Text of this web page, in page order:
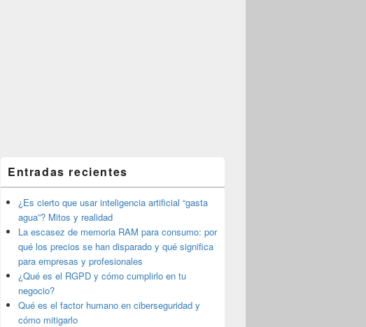
área
de
widget
barra
lateral
primaria
Entradas recientes
¿Es cierto que usar inteligencia artificial “gasta
agua”? Mitos y realidad
La escasez de memoria RAM para consumo: por
qué los precios se han disparado y qué significa
para empresas y profesionales
¿Qué es el RGPD y cómo cumplirlo en tu
negocio?
Qué es el factor humano en ciberseguridad y
cómo mitigarlo